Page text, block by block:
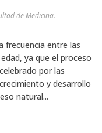
de Medicina.
frecuencia entre las
ya que el proceso
por las
y desarrollo
natural...